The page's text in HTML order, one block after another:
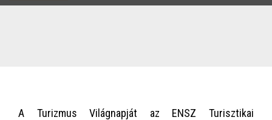
A Turizmus Világnapját az ENSZ Turisztikai